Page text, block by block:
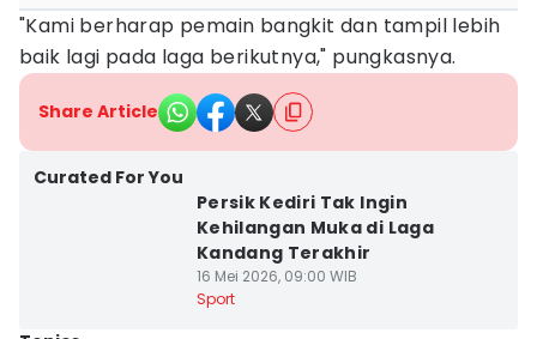
"Kami berharap pemain bangkit dan tampil lebih
baik lagi pada laga berikutnya," pungkasnya.
Share Article
Curated For You
Persik Kediri Tak Ingin
Kehilangan Muka di Laga
Kandang Terakhir
16 Mei 2026, 09:00 WIB
Sport